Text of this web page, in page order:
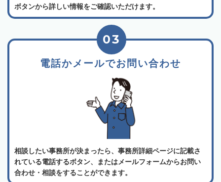
ボタンから詳しい情報をご確認いただけます。
電話かメールでお問い合わせ
03
相談したい事務所が決まったら、事務所詳細ページに記載さ
れている電話するボタン、またはメールフォームからお問い
合わせ・相談をすることができます。